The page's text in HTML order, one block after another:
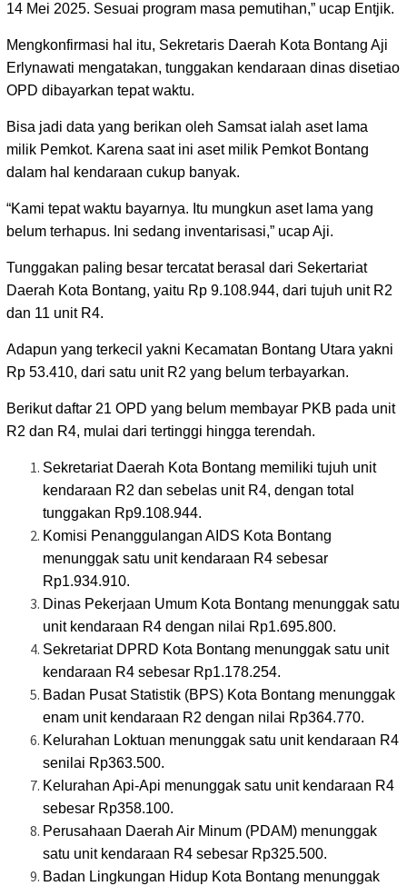
14 Mei 2025. Sesuai program masa pemutihan,” ucap Entjik.
Mengkonfirmasi hal itu, Sekretaris Daerah Kota Bontang Aji
Erlynawati mengatakan, tunggakan kendaraan dinas disetiao
OPD dibayarkan tepat waktu.
Bisa jadi data yang berikan oleh Samsat ialah aset lama
milik Pemkot. Karena saat ini aset milik Pemkot Bontang
dalam hal kendaraan cukup banyak.
“Kami tepat waktu bayarnya. Itu mungkun aset lama yang
belum terhapus. Ini sedang inventarisasi,” ucap Aji.
Tunggakan paling besar tercatat berasal dari Sekertariat
Daerah Kota Bontang, yaitu Rp 9.108.944, dari tujuh unit R2
dan 11 unit R4.
Adapun yang terkecil yakni Kecamatan Bontang Utara yakni
Rp 53.410, dari satu unit R2 yang belum terbayarkan.
Berikut daftar 21 OPD yang belum membayar PKB pada unit
R2 dan R4, mulai dari tertinggi hingga terendah.
Sekretariat Daerah Kota Bontang memiliki tujuh unit
kendaraan R2 dan sebelas unit R4, dengan total
tunggakan Rp9.108.944.
Komisi Penanggulangan AIDS Kota Bontang
menunggak satu unit kendaraan R4 sebesar
Rp1.934.910.
Dinas Pekerjaan Umum Kota Bontang menunggak satu
unit kendaraan R4 dengan nilai Rp1.695.800.
Sekretariat DPRD Kota Bontang menunggak satu unit
kendaraan R4 sebesar Rp1.178.254.
Badan Pusat Statistik (BPS) Kota Bontang menunggak
enam unit kendaraan R2 dengan nilai Rp364.770.
Kelurahan Loktuan menunggak satu unit kendaraan R4
senilai Rp363.500.
Kelurahan Api-Api menunggak satu unit kendaraan R4
sebesar Rp358.100.
Perusahaan Daerah Air Minum (PDAM) menunggak
satu unit kendaraan R4 sebesar Rp325.500.
Badan Lingkungan Hidup Kota Bontang menunggak